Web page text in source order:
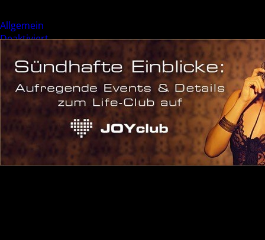
Allgemein
Deaktiviert
Event
Sonderevent
Meta
Anmelden
Eintrags-Feed
Kommentar-Feed
WordPress.org